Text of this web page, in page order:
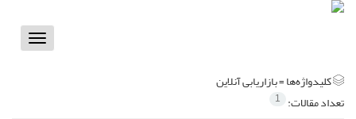
Toggle
کلیدواژه‌ها =بازاریابی آنلاین
تعداد مقالات: 1